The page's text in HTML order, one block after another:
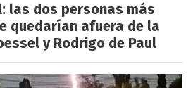
las dos personas más
quedarían afuera de la
y Rodrigo de Paul